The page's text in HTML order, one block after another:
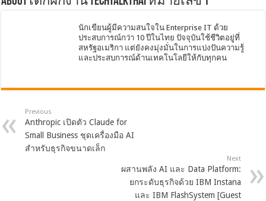
นักเขียนผู้มีความสนใจใน Enterprise IT ด้วย
ประสบการณ์กว่า 10 ปีในไทย ปัจจุบันใช้ชีวิตอยู่ที่
สหรัฐอเมริกา แต่ยังคงมุ่งมั่นในการแบ่งปันความรู้
และประสบการณ์ด้านเทคโนโลยีให้กับทุกคน
Previous
Anthropic เปิดตัว Claude for
Small Business ชุดเครื่องมือ AI
สำหรับธุรกิจขนาดเล็ก
Next
ผสานพลัง AI และ Data Platform:
ยกระดับธุรกิจด้วย IBM Instana
และ IBM FlashSystem [Guest